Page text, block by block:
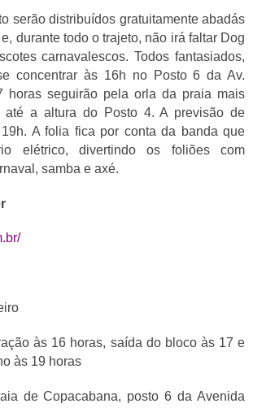
serão distribuídos gratuitamente abadás
durante todo o trajeto, não irá faltar Dog
carnavalescos. Todos fantasiados,
concentrar às 16h no Posto 6 da Av.
horas seguirão pela orla da praia mais
até a altura do Posto 4. A previsão de
A folia fica por conta da banda que
elétrico, divertindo os foliões com
samba e axé.
às 16 horas, saída do bloco às 17 e
às 19 horas
de Copacabana, posto 6 da Avenida